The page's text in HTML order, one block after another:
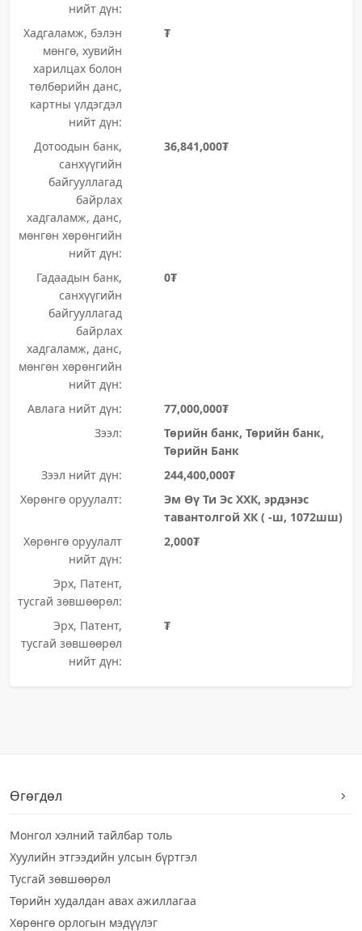
нийт дүн:
Хадгаламж, бэлэн
мөнгө, хувийн
харилцах болон
төлбөрийн данс,
картны үлдэгдэл
нийт дүн:
₮
Дотоодын банк,
санхүүгийн
байгууллагад
байрлах
хадгаламж, данс,
мөнгөн хөрөнгийн
нийт дүн:
36,841,000₮
Гадаадын банк,
санхүүгийн
байгууллагад
байрлах
хадгаламж, данс,
мөнгөн хөрөнгийн
нийт дүн:
0₮
Авлага нийт дүн:
77,000,000₮
Зээл:
Төрийн банк, Төрийн банк,
Төрийн Банк
Зээл нийт дүн:
244,400,000₮
Хөрөнгө оруулалт:
Эм Өү Ти Эс ХХК, эрдэнэс
тавантолгой ХК ( -ш, 1072шш)
Хөрөнгө оруулалт
нийт дүн:
2,000₮
Эрх, Патент,
тусгай зөвшөөрөл:
Эрх, Патент,
тусгай зөвшөөрөл
нийт дүн:
₮
Өгөгдөл
Монгол хэлний тайлбар толь
Хуулийн этгээдийн улсын бүртгэл
Тусгай зөвшөөрөл
Төрийн худалдан авах ажиллагаа
Хөрөнгө орлогын мэдүүлэг